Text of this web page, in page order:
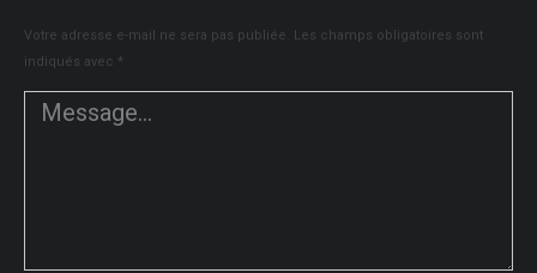
Votre adresse e-mail ne sera pas publiée.
Les champs obligatoires sont
indiqués avec *